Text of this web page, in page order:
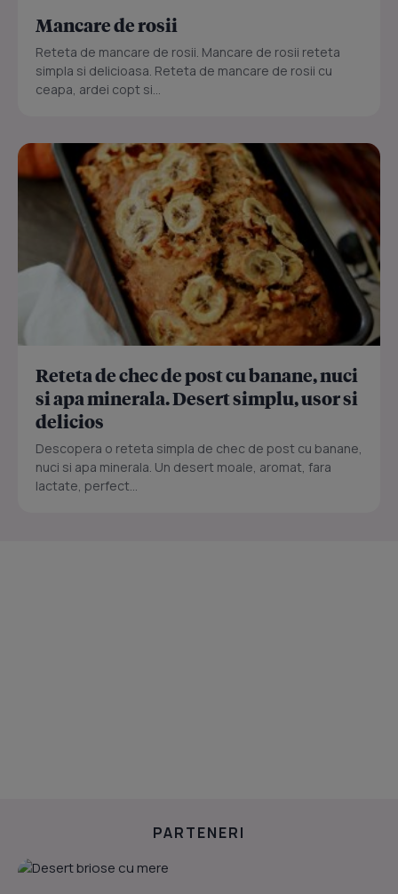
Mancare de rosii
Reteta de mancare de rosii. Mancare de rosii reteta
simpla si delicioasa. Reteta de mancare de rosii cu
ceapa, ardei copt si...
Reteta de chec de post cu banane, nuci
si apa minerala. Desert simplu, usor si
delicios
Descopera o reteta simpla de chec de post cu banane,
nuci si apa minerala. Un desert moale, aromat, fara
lactate, perfect...
PARTENERI